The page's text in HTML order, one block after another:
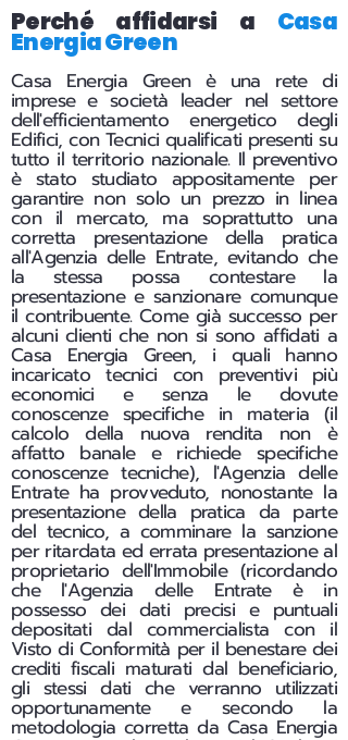
Perché affidarsi a Casa
Energia Green
Casa Energia Green è una rete di
imprese e società leader nel settore
dell'efficientamento energetico degli
Edifici, con Tecnici qualificati presenti su
tutto il territorio nazionale. Il preventivo
è stato studiato appositamente per
garantire non solo un prezzo in linea
con il mercato, ma soprattutto una
corretta presentazione della pratica
all'Agenzia delle Entrate, evitando che
la stessa possa contestare la
presentazione e sanzionare comunque
il contribuente. Come già successo per
alcuni clienti che non si sono affidati a
Casa Energia Green, i quali hanno
incaricato tecnici con preventivi più
economici e senza le dovute
conoscenze specifiche in materia (il
calcolo della nuova rendita non è
affatto banale e richiede specifiche
conoscenze tecniche), l'Agenzia delle
Entrate ha provveduto, nonostante la
presentazione della pratica da parte
del tecnico, a comminare la sanzione
per ritardata ed errata presentazione al
proprietario dell'Immobile (ricordando
che l'Agenzia delle Entrate è in
possesso dei dati precisi e puntuali
depositati dal commercialista con il
Visto di Conformità per il benestare dei
crediti fiscali maturati dal beneficiario,
gli stessi dati che verranno utilizzati
opportunamente e secondo la
metodologia corretta da Casa Energia